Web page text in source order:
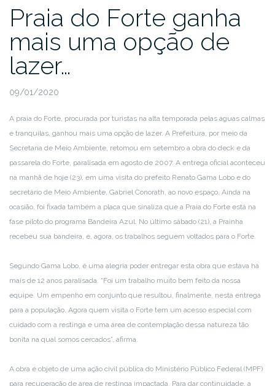
Praia do Forte ganha
mais uma opção de
lazer…
09/01/2020
A praia do Forte, procurada por turistas na alta temporada pelas águas calmas
e tranquilas, ganhou mais uma opção de lazer. A Prefeitura, por meio da
Secretaria de Meio Ambiente, retomou em setembro a obra do deck e da
passarela do Forte, paralisada em agosto de 2007. A entrega oficial aconteceu
na manhã de hoje (23), em uma visita do prefeito Renato Gama Lobo e do
secretário de Meio Ambiente, Gabriel Conorath, ao novo espaço. Ainda na
ocasião, foi fixada também a placa que sinaliza que a Praia do Forte está na
fase piloto do programa Bandeira Azul. No último sábado (21), a Prainha
recebeu sua bandeira, e, agora, os trabalhos seguem voltados para o Forte.
Segundo Gama Lobo, é uma alegria poder entregar esta obra que estava há
mais de 12 anos paralisada. “Foi um trabalho muito bem feito da nossa
equipe. Um empenho em conjunto que resultou, finalmente, nesta entrega
para a população. Agora quem visita o Forte tem um acesso especial com
cuidado com a restinga e uma área de contemplação dessa natureza tão
bonita na qual somos cercados”, afirma.
A obra é objeto de uma ação civil pública do Ministério Público Federal (MPF)
para recuperação de área de restinga impactada. Para dar continuidade, a